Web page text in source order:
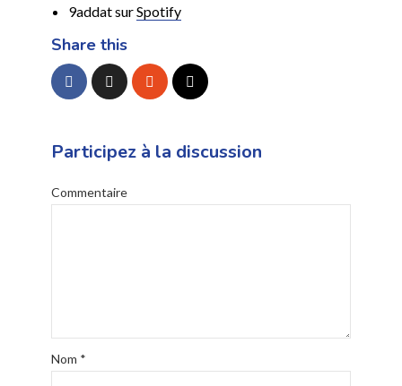
9addat surSpotify
Share this
Participez à la discussion
Commentaire
Nom *